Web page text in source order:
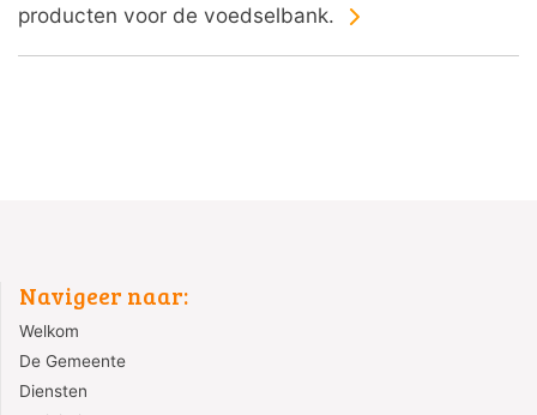
producten voor de voedselbank.
Navigeer naar:
Welkom
De Gemeente
Diensten